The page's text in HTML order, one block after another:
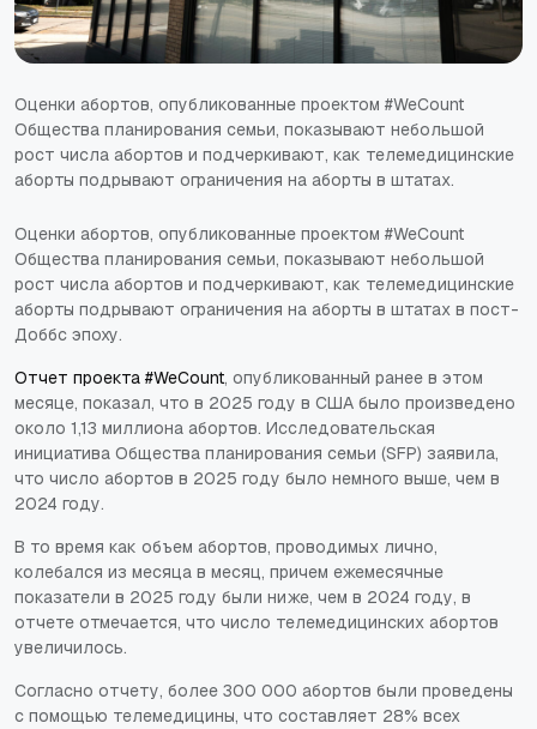
Оценки абортов, опубликованные проектом #WeCount
Общества планирования семьи, показывают небольшой
рост числа абортов и подчеркивают, как телемедицинские
аборты подрывают ограничения на аборты в штатах.
Оценки абортов, опубликованные проектом #WeCount
Общества планирования семьи, показывают небольшой
рост числа абортов и подчеркивают, как телемедицинские
аборты подрывают ограничения на аборты в штатах в пост-
Доббс эпоху.
Отчет проекта #WeCount, опубликованный ранее в этом
месяце, показал, что в 2025 году в США было произведено
около 1,13 миллиона абортов. Исследовательская
инициатива Общества планирования семьи (SFP) заявила,
что число абортов в 2025 году было немного выше, чем в
2024 году.
В то время как объем абортов, проводимых лично,
колебался из месяца в месяц, причем ежемесячные
показатели в 2025 году были ниже, чем в 2024 году, в
отчете отмечается, что число телемедицинских абортов
увеличилось.
Согласно отчету, более 300 000 абортов были проведены
с помощью телемедицины, что составляет 28% всех